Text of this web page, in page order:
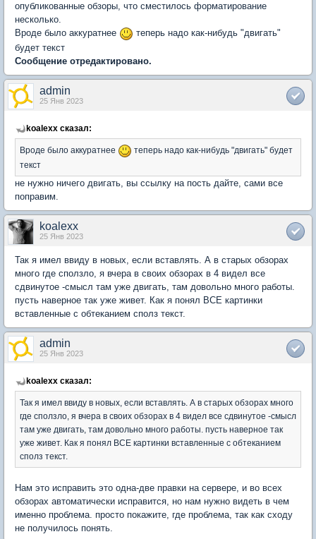
опубликованные обзоры, что сместилось форматирование
несколько.
Вроде было аккуратнее
теперь надо как-нибудь "двигать"
будет текст
Сообщение отредактировано.
admin
25 Янв 2023
koalexx сказал:
Вроде было аккуратнее
теперь надо как-нибудь "двигать" будет
текст
не нужно ничего двигать, вы ссылку на пость дайте, сами все
поправим.
koalexx
25 Янв 2023
Так я имел ввиду в новых, если вставлять. А в старых обзорах
много где сползло, я вчера в своих обзорах в 4 видел все
сдвинутое -смысл там уже двигать, там довольно много работы.
пусть наверное так уже живет. Как я понял ВСЕ картинки
вставленные с обтеканием сполз текст.
admin
25 Янв 2023
koalexx сказал:
Так я имел ввиду в новых, если вставлять. А в старых обзорах много
где сползло, я вчера в своих обзорах в 4 видел все сдвинутое -смысл
там уже двигать, там довольно много работы. пусть наверное так
уже живет. Как я понял ВСЕ картинки вставленные с обтеканием
сполз текст.
Нам это исправить это одна-две правки на сервере, и во всех
обзорах автоматически исправится, но нам нужно видеть в чем
именно проблема. просто покажите, где проблема, так как сходу
не получилось понять.